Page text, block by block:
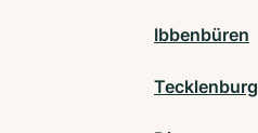
Ibbenbüren
Tecklenburg